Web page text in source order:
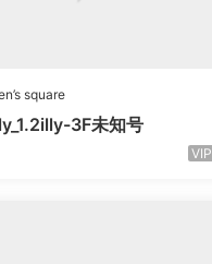
square
3F未知号
VIP